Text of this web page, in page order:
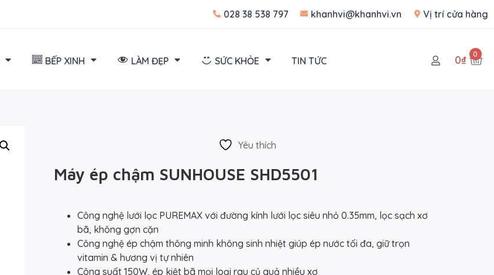
028 38 538 797 khanhvi@khanhvi.vn Vị trí cửa hàng
BẾP XINH LÀM ĐẸP SỨC KHỎE TIN TỨC 0₫ 0
Yêu thích
Máy ép chậm SUNHOUSE SHD5501
Công nghệ lưới lọc PUREMAX với đường kính lưới lọc siêu nhỏ 0.35mm, lọc sạch xơ
bã, không gợn cặn
Công nghệ ép chậm thông minh không sinh nhiệt giúp ép nước tối đa, giữ trọn
vitamin & hương vị tự nhiên
Công suất 150W, ép kiệt bã mọi loại rau củ quả nhiều xơ